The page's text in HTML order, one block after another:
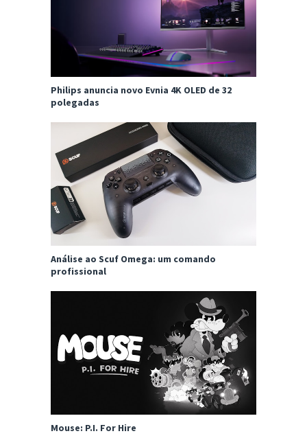
Philips anuncia novo Evnia 4K OLED de 32
polegadas
Análise ao Scuf Omega: um comando
profissional
Mouse: P.I. For Hire